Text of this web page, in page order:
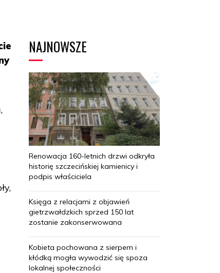
NAJNOWSZE
Renowacja 160-letnich drzwi odkryła
historię szczecińskiej kamienicy i
podpis właściciela
Księga z relacjami z objawień
gietrzwałdzkich sprzed 150 lat
zostanie zakonserwowana
Kobieta pochowana z sierpem i
kłódką mogła wywodzić się spoza
lokalnej społeczności